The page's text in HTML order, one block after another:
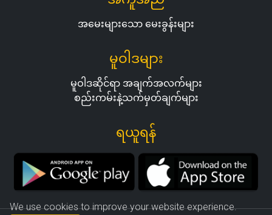
အမေးများသော မေးခွန်းများ
မူဝါဒများ
မူဝါဒဆိုင်ရာ အချက်အလက်များ
စည်းကမ်းနဲ့သက်မှတ်ချက်များ
ရယူရန်
We use cookies to improve your website experience.